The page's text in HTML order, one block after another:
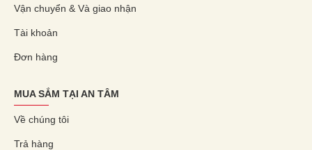
Vận chuyển & Và giao nhận
Tài khoản
Đơn hàng
MUA SẮM TẠI AN TÂM
Về chúng tôi
Trả hàng